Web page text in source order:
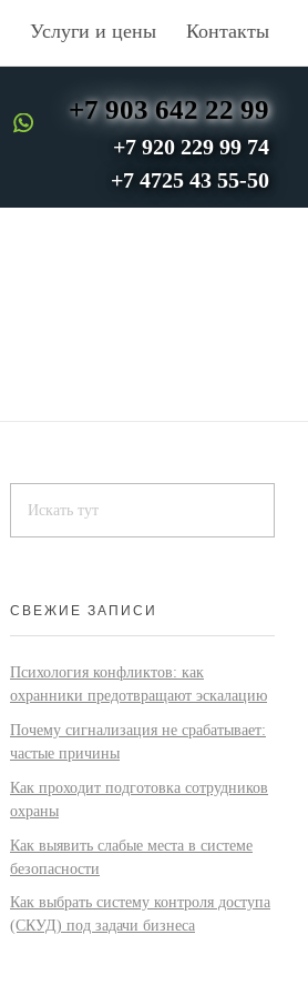
Услуги и цены Контакты
+7 903 642 22 99
+7 920 229 99 74
+7 4725 43 55-50
СВЕЖИЕ ЗАПИСИ
Психология конфликтов: как
охранники предотвращают эскалацию
Почему сигнализация не срабатывает:
частые причины
Как проходит подготовка сотрудников
охраны
Как выявить слабые места в системе
безопасности
Как выбрать систему контроля доступа
(СКУД) под задачи бизнеса